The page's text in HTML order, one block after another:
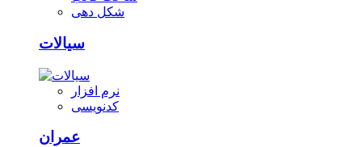
شکل دهی
سیالات
نرم افزار
کدنویسی
عمران